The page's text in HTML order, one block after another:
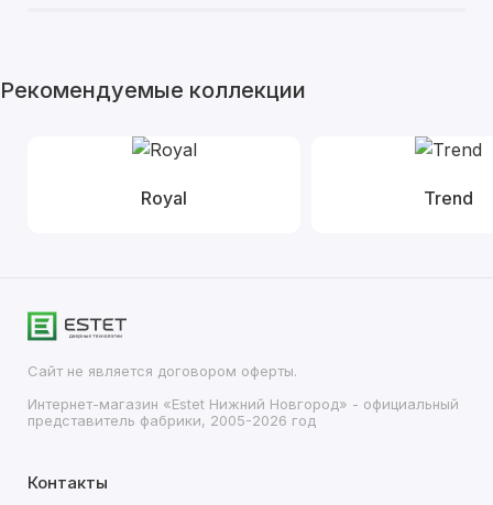
Рекомендуемые коллекции
Royal Trend
Сайт не является договором оферты.
Интернет-магазин «Estet Нижний Новгород» - официальный
представитель фабрики, 2005-2026 год
Контакты